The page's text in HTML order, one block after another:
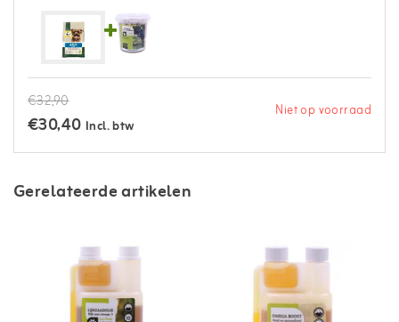
€32,90
€30,40 Incl. btw
Niet op voorraad
Gerelateerde artikelen